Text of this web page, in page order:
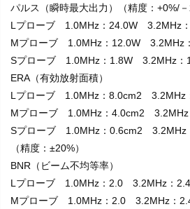
パルス（瞬時最大出力）（精度：+0%/－
Lプローブ 1.0MHz：24.0W 3.2MHz
Mプローブ 1.0MHz：12.0W 3.2MHz
Sプローブ 1.0MHz：1.8W 3.2MHz：
ERA（有効放射面積）
Lプローブ 1.0MHz：8.0cm2 3.2MHz
Mプローブ 1.0MHz：4.0cm2 3.2MHz
Sプローブ 1.0MHz：0.6cm2 3.2MHz
（精度：±20%）
BNR（ビーム不均等率）
Lプローブ 1.0MHz：2.0 3.2MHz：2.4
Mプローブ 1.0MHz：2.0 3.2MHz：